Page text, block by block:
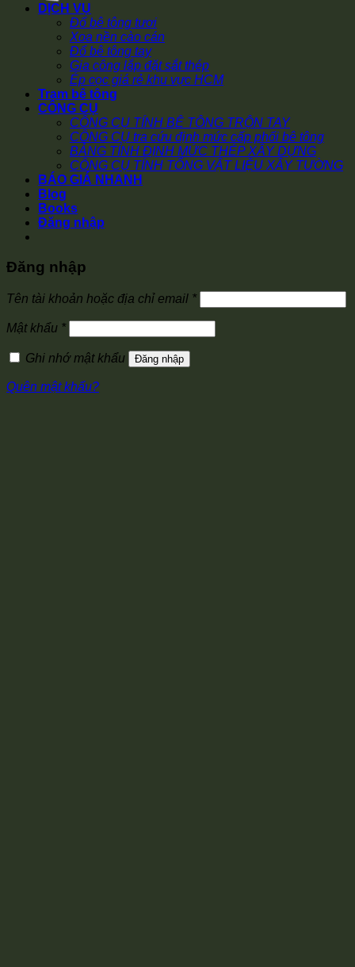
DỊCH VỤ
Đổ bê tông tươi
Xoa nền cào cán
Đổ bê tông tay
Gia công lắp đặt sắt thép
Ép cọc giá rẻ khu vực HCM
Trạm bê tông
CÔNG CỤ
CÔNG CỤ TÍNH BÊ TÔNG TRỘN TAY
CÔNG CỤ tra cứu định mức cấp phối bê tông
BẢNG TÍNH ĐỊNH MỨC THÉP XÂY DỰNG
CÔNG CỤ TÍNH TỔNG VẬT LIỆU XÂY TƯỜNG
BÁO GIÁ NHANH
Blog
Books
Đăng nhập
Đăng nhập
Tên tài khoản hoặc địa chỉ email *Bắt
buộc
Mật khẩu *Bắt
buộc
Ghi nhớ mật khẩu
Đăng nhập
Quên mật khẩu?